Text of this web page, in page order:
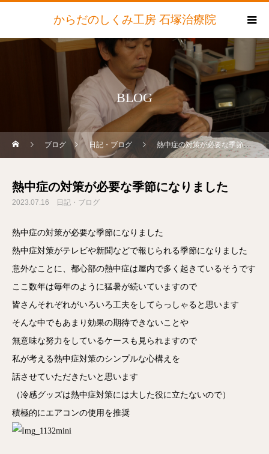
からだのしくみ工房 石塚治療院
BLOG
ブログ 日記・ブログ 熱中症の対策が必要な季節になりました
熱中症の対策が必要な季節になりました
2023.07.16 日記・ブログ
熱中症の対策が必要な季節になりました
熱中症対策がテレビや新聞などで報じられる季節になりました
意外なことに、都心部の熱中症は屋内で多く起きているそうです
ここ数年は毎年のように猛暑が続いていますので
皆さんそれぞれがいろいろ工夫をしてらっしゃると思います
そんな中でもあまり効果の期待できないことや
無意味な努力をしているケースも見られますので
私が考える熱中症対策のシンプルな心構えを
話させていただきたいと思います
（冷感グッズは熱中症対策には大した役に立たないので）
積極的にエアコンの使用を推奨